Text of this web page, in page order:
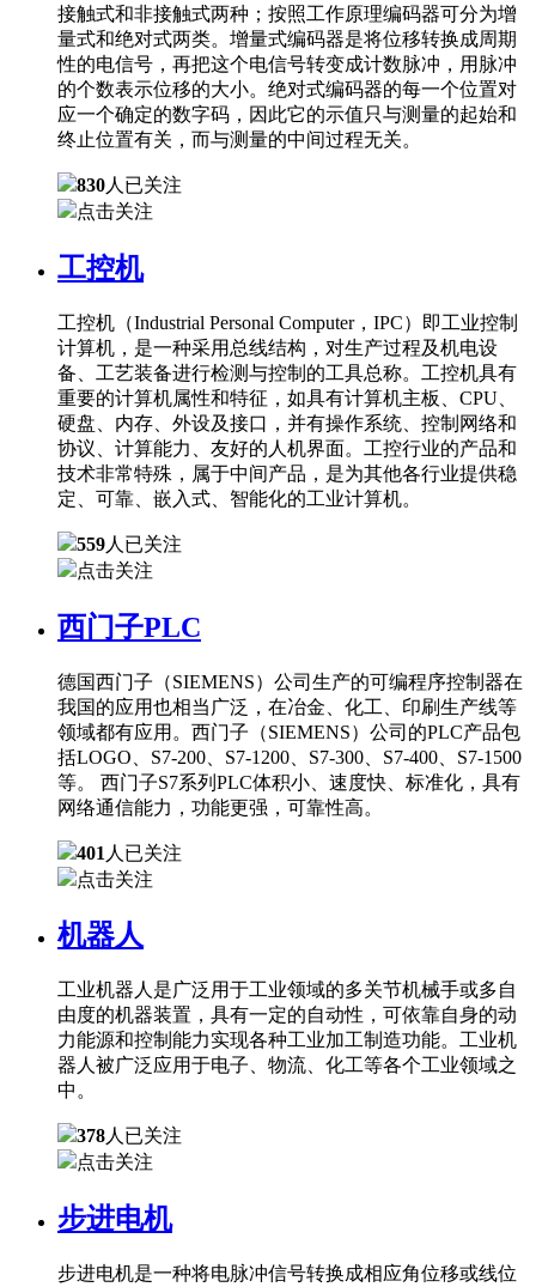
接触式和非接触式两种；按照工作原理编码器可分为增
量式和绝对式两类。增量式编码器是将位移转换成周期
性的电信号，再把这个电信号转变成计数脉冲，用脉冲
的个数表示位移的大小。绝对式编码器的每一个位置对
应一个确定的数字码，因此它的示值只与测量的起始和
终止位置有关，而与测量的中间过程无关。
830人已关注
点击关注
工控机
工控机（Industrial Personal Computer，IPC）即工业控制
计算机，是一种采用总线结构，对生产过程及机电设
备、工艺装备进行检测与控制的工具总称。工控机具有
重要的计算机属性和特征，如具有计算机主板、CPU、
硬盘、内存、外设及接口，并有操作系统、控制网络和
协议、计算能力、友好的人机界面。工控行业的产品和
技术非常特殊，属于中间产品，是为其他各行业提供稳
定、可靠、嵌入式、智能化的工业计算机。
559人已关注
点击关注
西门子PLC
德国西门子（SIEMENS）公司生产的可编程序控制器在
我国的应用也相当广泛，在冶金、化工、印刷生产线等
领域都有应用。西门子（SIEMENS）公司的PLC产品包
括LOGO、S7-200、S7-1200、S7-300、S7-400、S7-1500
等。 西门子S7系列PLC体积小、速度快、标准化，具有
网络通信能力，功能更强，可靠性高。
401 人已关注
点击关注
机器人
工业机器人是广泛用于工业领域的多关节机械手或多自
由度的机器装置，具有一定的自动性，可依靠自身的动
力能源和控制能力实现各种工业加工制造功能。工业机
器人被广泛应用于电子、物流、化工等各个工业领域之
中。
378人已关注
点击关注
步进电机
步进电机是一种将电脉冲信号转换成相应角位移或线位